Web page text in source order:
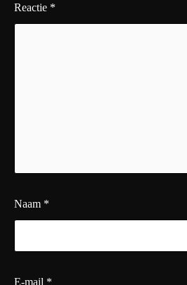
Reactie *
Naam *
E-mail *